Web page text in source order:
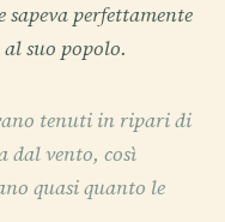
sapeva perfettamente
suo popolo.
tenuti in ripari di
dal vento, così
quasi quanto le